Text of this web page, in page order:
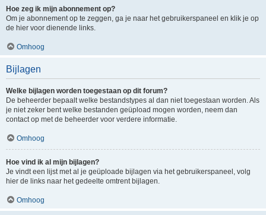
Hoe zeg ik mijn abonnement op?
Om je abonnement op te zeggen, ga je naar het gebruikerspaneel en klik je op
de hier voor dienende links.
Omhoog
Bijlagen
Welke bijlagen worden toegestaan op dit forum?
De beheerder bepaalt welke bestandstypes al dan niet toegestaan worden. Als
je niet zeker bent welke bestanden geüpload mogen worden, neem dan
contact op met de beheerder voor verdere informatie.
Omhoog
Hoe vind ik al mijn bijlagen?
Je vindt een lijst met al je geüploade bijlagen via het gebruikerspaneel, volg
hier de links naar het gedeelte omtrent bijlagen.
Omhoog